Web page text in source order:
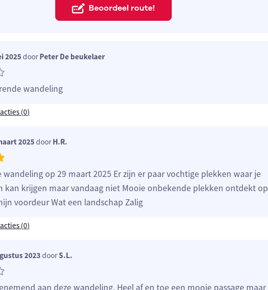
Beoordeel route!
2025doorPeter De beukelaer
wandeling
(0)
2025doorH.R.
wandeling op 29 maart 2025 Er zijn er paar vochtige plekken waar je
kan krijgen maar vandaag niet Mooie onbekende plekken ontdekt op
voordeur Wat een landschap Zalig
(0)
2023doorS.L.
aan deze wandeling. Heel af en toe een mooie passage maar